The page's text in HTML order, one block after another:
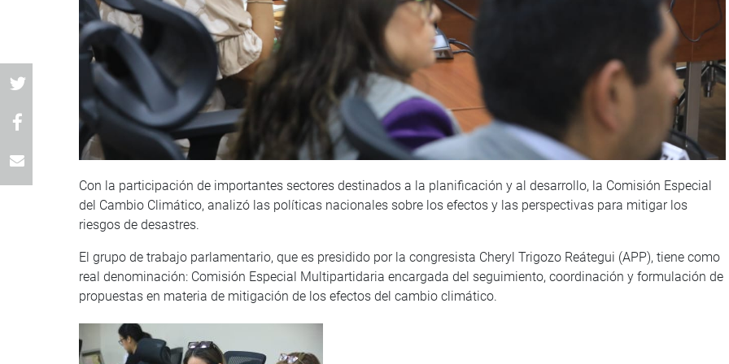
Con la participación de importantes sectores destinados a la planificación y al desarrollo, la Comisión Especial
del Cambio Climático, analizó las políticas nacionales sobre los efectos y las perspectivas para mitigar los
riesgos de desastres.
El grupo de trabajo parlamentario, que es presidido por la congresista Cheryl Trigozo Reátegui (APP), tiene como
real denominación: Comisión Especial Multipartidaria encargada del seguimiento, coordinación y formulación de
propuestas en materia de mitigación de los efectos del cambio climático.